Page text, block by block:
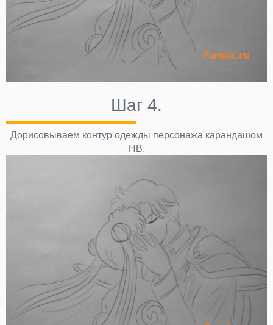
Шаг 4.
Дорисовываем контур одежды персонажа карандашом
НВ.